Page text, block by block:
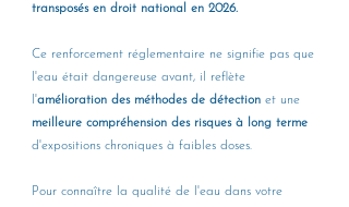
transposés en droit national en 2026.
Ce renforcement réglementaire ne signifie pas que
l'eau était dangereuse avant, il reflète
l'amélioration des méthodes de détection et une
meilleure compréhension des risques à long terme
d'expositions chroniques à faibles doses.
Pour connaître la qualité de l'eau dans votre